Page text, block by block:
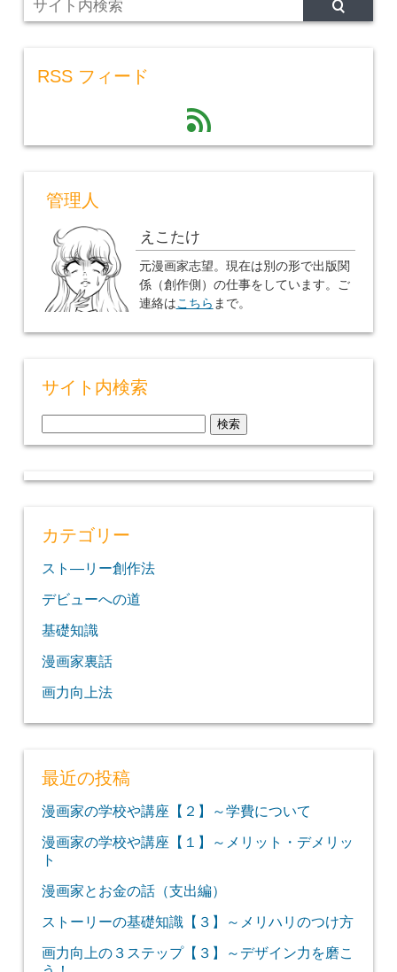
RSS フィード
feed
管理人
えこたけ
元漫画家志望。現在は別の形で出版関
係（創作側）の仕事をしています。ご
連絡はこちら まで。
サイト内検索
索:
カテゴリー
スト―リー創作法
デビューへの道
基礎知識
漫画家裏話
画力向上法
最近の投稿
漫画家の学校や講座【２】～学費について
漫画家の学校や講座【１】～メリット・デメリッ
ト
漫画家とお金の話（支出編）
ストーリーの基礎知識【３】～メリハリのつけ方
画力向上の３ステップ【３】～デザイン力を磨こ